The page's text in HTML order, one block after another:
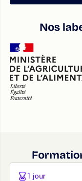
Nos
1 jour